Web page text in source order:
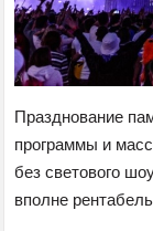
Празднование
программы и
без светового
вполне